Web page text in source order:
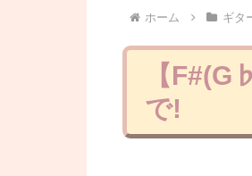
ホーム ギタ
【
で!